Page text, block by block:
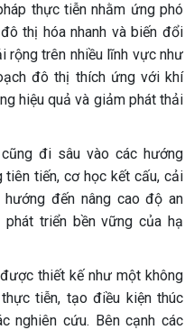
thực tiễn nhằm ứng phó
thị hóa nhanh và biến đổi
rộng trên nhiều lĩnh vực như
đô thị thích ứng với khí
hiệu quả và giảm phát thải
đi sâu vào các hướng
tiến, cơ học kết cấu, cải
đến nâng cao độ an
triển bền vững của hạ
thiết kế như một không
tiễn, tạo điều kiện thúc
nghiên cứu. Bên cạnh các